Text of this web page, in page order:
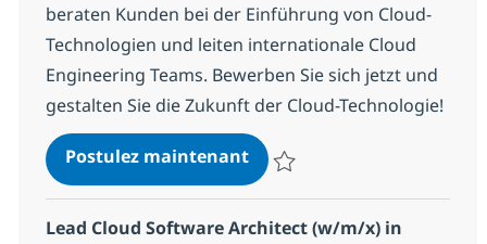
beraten Kunden bei der Einführung von Cloud-
Technologien und leiten internationale Cloud
Engineering Teams. Bewerben Sie sich jetzt und
gestalten Sie die Zukunft der Cloud-Technologie!
Postulez maintenantLead Cloud Software
Lead Cloud Software Architect (w/m/x) in